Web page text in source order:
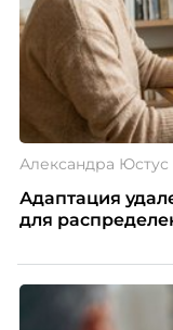
Александра Юстус
Адаптация
для